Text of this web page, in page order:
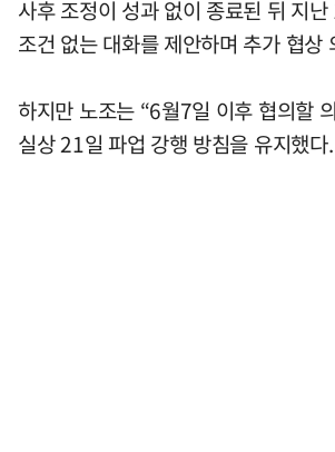
사후 조정이 성과 없이 종료된 뒤 지
조건 없는 대화를 제안하며 추가 협상
하지만 노조는 “6월7일 이후 협의할
실상 21일 파업 강행 방침을 유지했다.